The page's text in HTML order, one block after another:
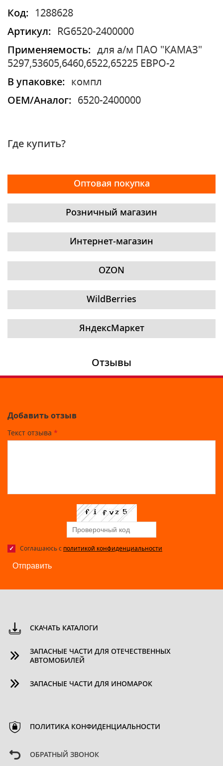
Код:
1288628
Артикул:
RG6520-2400000
Применяемость:
для а/м ПАО "КАМАЗ"
5297,53605,6460,6522,65225 ЕВРО-2
В упаковке:
компл
OEM/Аналог:
6520-2400000
Где купить?
Оптовая покупка
Розничный магазин
Интернет-магазин
OZON
WildBerries
ЯндексМаркет
Отзывы
Добавить отзыв
Текст отзыва *
Соглашаюсь с политикой конфиденциальности
Отправить
СКАЧАТЬ КАТАЛОГИ
ЗАПАСНЫЕ ЧАСТИ ДЛЯ ОТЕЧЕСТВЕННЫХ
АВТОМОБИЛЕЙ
ЗАПАСНЫЕ ЧАСТИ ДЛЯ ИНОМАРОК
ПОЛИТИКА КОНФИДЕНЦИАЛЬНОСТИ
ОБРАТНЫЙ ЗВОНОК